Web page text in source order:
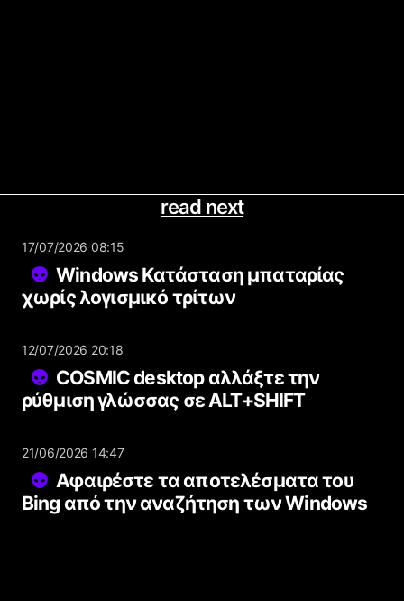
read next
17/07/2026 08:15
Windows Κατάσταση μπαταρίας
χωρίς λογισμικό τρίτων
12/07/2026 20:18
COSMIC desktop αλλάξτε την
ρύθμιση γλώσσας σε ALT+SHIFT
21/06/2026 14:47
Αφαιρέστε τα αποτελέσματα του
Bing από την αναζήτηση των Windows